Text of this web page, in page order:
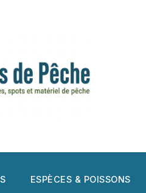
ESPÈCES & POISSONS